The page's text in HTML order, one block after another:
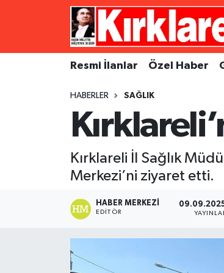
Resmi İlanlar Özel Haber
HABERLER SAĞLIK
Kırklareli İl Sağlık
Merkezi’ni ziyaret etti.
HABER MERKEZI
EDITÖR
Resmi İlanlar
Ekonomi
Kültür Sanat
Magazin
Merkez Nöbetçi Eczaneler
Süper Lig Puan Durumu ve Fikstür
Tüm Manşetler
Son Dakika Haberleri